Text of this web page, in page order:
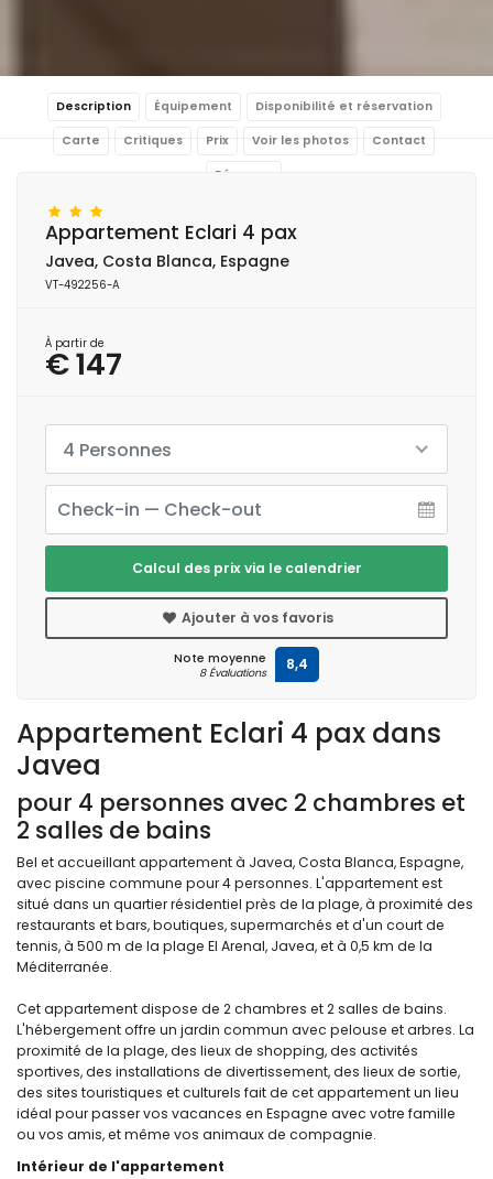
Description Équipement Disponibilité et réservation
Carte Critiques Prix Voir les photos Contact
Réserver
Appartement Eclari 4 pax dans
Javea
pour 4 personnes avec 2 chambres et
2 salles de bains
Bel et accueillant appartement à Javea, Costa Blanca, Espagne,
avec piscine commune pour 4 personnes. L'appartement est
situé dans un quartier résidentiel près de la plage, à proximité des
restaurants et bars, boutiques, supermarchés et d'un court de
tennis, à 500 m de la plage El Arenal, Javea, et à 0,5 km de la
Méditerranée.
Cet appartement dispose de 2 chambres et 2 salles de bains.
L'hébergement offre un jardin commun avec pelouse et arbres. La
proximité de la plage, des lieux de shopping, des activités
sportives, des installations de divertissement, des lieux de sortie,
des sites touristiques et culturels fait de cet appartement un lieu
idéal pour passer vos vacances en Espagne avec votre famille
ou vos amis, et même vos animaux de compagnie.
Intérieur de l'appartement
Appartement Eclari 4 pax
Javea, Costa Blanca, Espagne
VT-492256-A
À partir de
€ 147
4 Personnes
Calcul des prix via le calendrier
Ajouter à vos favoris
Note moyenne
8 Évaluations 8,4